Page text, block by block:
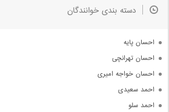
جدیدترین ها
دسته بندی خوانندگان
احسان پایه
احسان تهرانچی
احسان خواجه امیری
احمد سعیدی
احمد سلو